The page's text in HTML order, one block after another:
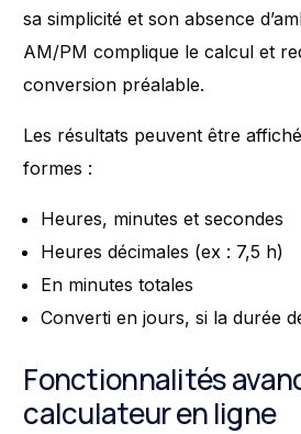
sa simplicité et son absence
AM/PM complique le calcul et
conversion préalable.
Les résultats peuvent être
formes :
Heures, minutes et secondes
Heures décimales (ex : 7,5 h)
En minutes totales
Converti en jours, si la durée
Fonctionnalités
calculateur en ligne